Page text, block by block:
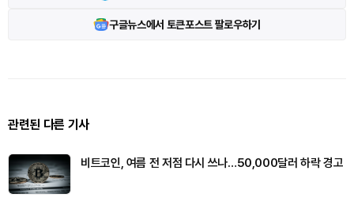
구글뉴스에서 토큰포스트 팔로우하기
관련된 다른 기사
비트코인, 여름 전 저점 다시 쓰나…50,000달러 하락 경고